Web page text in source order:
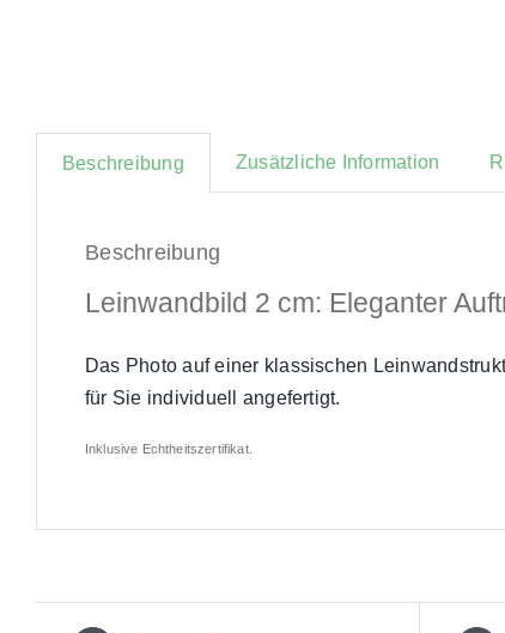
Beschreibung Zusätzliche Information
Beschreibung
Leinwandbild 2 cm: Eleganter
Das Photo auf einer klassischen
für Sie individuell angefertigt.
Inklusive Echtheitszertifikat.